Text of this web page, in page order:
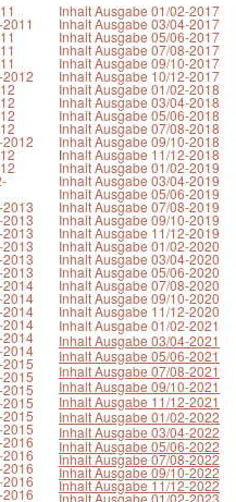
2014
2014
2014
2014
2014
2014
Inhalt Ausgabe 01/02-2017
Inhalt Ausgabe 03/04-2017
Inhalt Ausgabe 05/06-2017
Inhalt Ausgabe 07/08-2017
Inhalt Ausgabe 09/10-2017
Inhalt Ausgabe 10/12-2017
Inhalt Ausgabe 01/02-2018
Inhalt Ausgabe 03/04-2018
Inhalt Ausgabe 05/06-2018
Inhalt Ausgabe 07/08-2018
Inhalt Ausgabe 09/10-2018
Inhalt Ausgabe 11/12-2018
Inhalt Ausgabe 01/02-2019
Inhalt Ausgabe 03/04-2019
Inhalt Ausgabe 05/06-2019
Inhalt Ausgabe 07/08-2019
Inhalt Ausgabe 09/10-2019
Inhalt Ausgabe 11/12-2019
Inhalt Ausgabe 01/02-2020
Inhalt Ausgabe 03/04-2020
Inhalt Ausgabe 05/06-2020
Inhalt Ausgabe 07/08-2020
Inhalt Ausgabe 09/10-2020
Inhalt Ausgabe 11/12-2020
Inhalt Ausgabe 01/02-2021
Inhalt Ausgabe 03/04-2021
Inhalt Ausgabe 05/06-2021
Inhalt Ausgabe 07/08-2021
Inhalt Ausgabe 09/10-2021
Inhalt Ausgabe 11/12-2021
Inhalt Ausgabe 01/02-2022
Inhalt Ausgabe 03/04-2022
Inhalt Ausgabe 05/06-2022
Inhalt Ausgabe 07/08-2022
Inhalt Ausgabe 09/10-2022
Inhalt Ausgabe 11/12-2022
Inhalt Ausgabe 01/02-2023